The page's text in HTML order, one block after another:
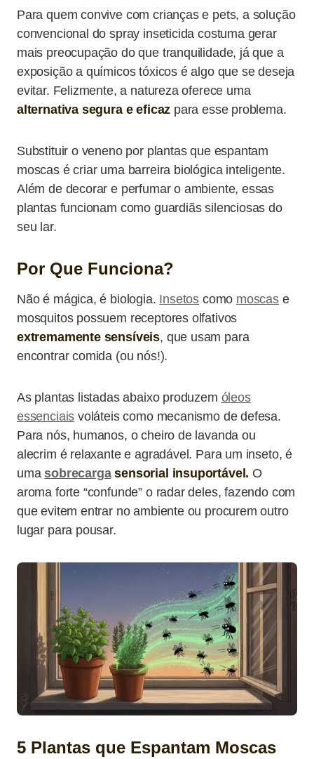
Para quem convive com crianças e pets, a solução
convencional do spray inseticida costuma gerar
mais preocupação do que tranquilidade, já que a
exposição a químicos tóxicos é algo que se deseja
evitar. Felizmente, a natureza oferece uma
alternativa segura e eficaz para esse problema.
Substituir o veneno por plantas que espantam
moscas é criar uma barreira biológica inteligente.
Além de decorar e perfumar o ambiente, essas
plantas funcionam como guardiãs silenciosas do
seu lar.
Por Que Funciona?
Não é mágica, é biologia. Insetos como moscase
mosquitos possuem receptores olfativos
extremamente sensíveis, que usam para
encontrar comida (ou nós!).
As plantas listadas abaixo produzem óleos
essenciais voláteis como mecanismo de defesa.
Para nós, humanos, o cheiro de lavanda ou
alecrim é relaxante e agradável. Para um inseto, é
umasobrecargasensorial insuportável. O
aroma forte “confunde” o radar deles, fazendo com
que evitem entrar no ambiente ou procurem outro
lugar para pousar.
5 Plantas que Espantam Moscas